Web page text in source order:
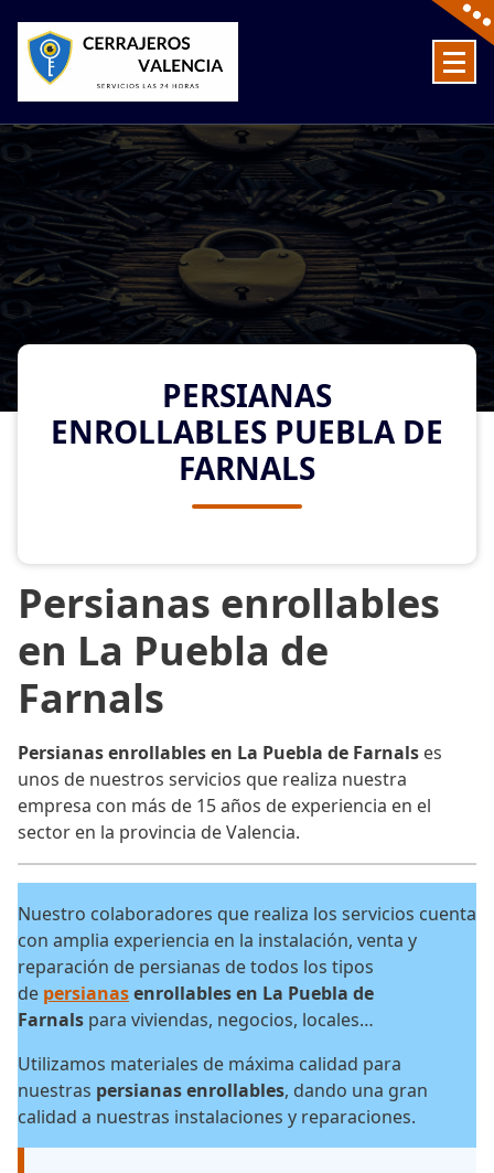
content
PERSIANAS
ENROLLABLES PUEBLA DE
FARNALS
Persianas enrollables
en La Puebla de
Farnals
Persianas enrollables en La Puebla de Farnals es
unos de nuestros servicios que realiza nuestra
empresa con más de 15 años de experiencia en el
sector en la provincia de Valencia.
Nuestro colaboradores que realiza los servicios cuenta
con amplia experiencia en la instalación, venta y
reparación de persianas de todos los tipos
de persianasenrollables en La Puebla de
Farnals para viviendas, negocios, locales…
Utilizamos materiales de máxima calidad para
nuestras persianas enrollables, dando una gran
calidad a nuestras instalaciones y reparaciones.